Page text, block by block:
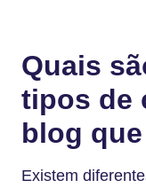
Quais
tipos de
blog
Existem